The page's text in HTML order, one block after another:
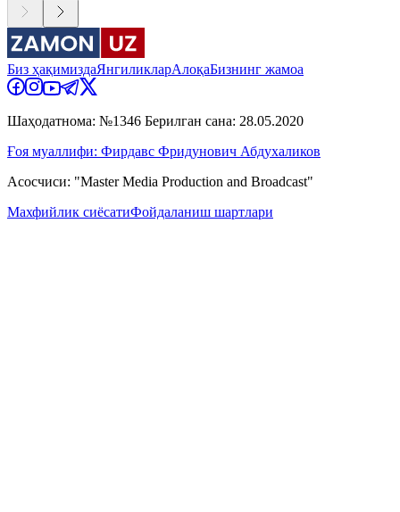
Биз ҳақимиздаЯнгиликларАлоқаБизнинг жамоа
Шаҳодатнома: №1346 Берилган сана: 28.05.2020
Ғоя муаллифи: Фирдавс Фридунович Абдухаликов
Асосчиси: "Master Media Production and Broadcast"
Махфийлик сиёсатиФойдаланиш шартлари